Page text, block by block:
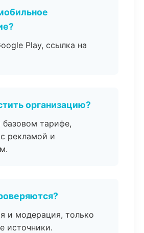
Play, ссылка на
организацию?
базовом тарифе,
рекламой и
и модерация, только
источники.